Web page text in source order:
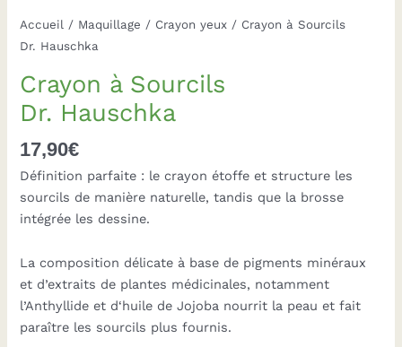
Accueil / Maquillage / Crayon yeux / Crayon à Sourcils
Dr. Hauschka
Crayon à Sourcils
Dr. Hauschka
17,90€
Définition parfaite : le crayon étoffe et structure les
sourcils de manière naturelle, tandis que la brosse
intégrée les dessine.
La composition délicate à base de pigments minéraux
et d’extraits de plantes médicinales, notamment
l’Anthyllide et d‘huile de Jojoba nourrit la peau et fait
paraître les sourcils plus fournis.